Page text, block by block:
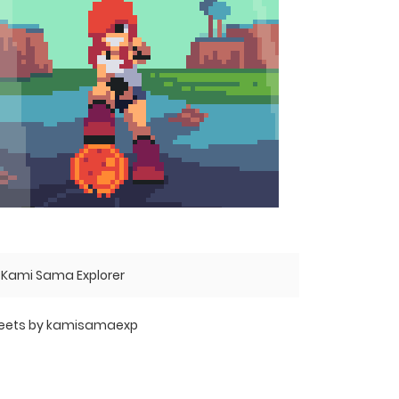
Kami Sama Explorer
by kamisamaexp